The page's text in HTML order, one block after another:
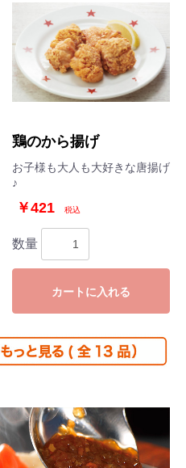
鶏のから揚げ
お子様も大人も大好きな唐揚げ
♪
￥421 税込
数量
カートに入れる